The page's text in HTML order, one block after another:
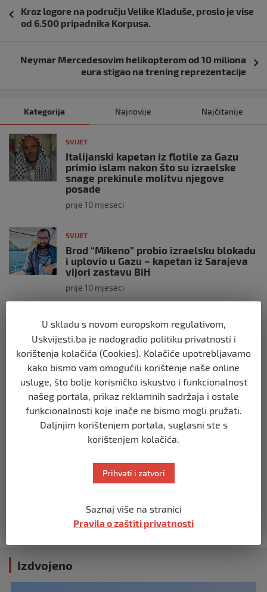
objava
Kroz logore na području Velike Kladuše, proslo je vise
od 6.500 pripadnika Korpusa.
Neymar Mercedesovim helikopterom od 10 miliona
eura stigao na trening reprezentacije
Kategorija Najnovije Najčitanije
SVIJET
Italijanski kapetan iz flotile za Gazu
primio islam nakon što su izraelske
snage prekinule molitvu njegove
posade
prije 10 mjeseci
SVIJET
Brod “Mikeno” probio izraelsku blokadu
i uplovio u Gazu – kapetan iz Sarajeva
vijori zastavu BiH
prije 10 mjeseci
Opsadno stanje u Münchenu, odjeknulo
nekoliko eksplozija: Ima žrtava,
policijske snage na terenu
prije 10 mjeseci
SVIJET
Putin: Spremni smo vojno uzvratiti
Zapadu
prije 11 mjeseci
Dohu
prije 11 mjeseci
Izdvojeno
U skladu s novom europskom regulativom,
Uskvijesti.ba je nadogradio politiku privatnosti i
korištenja kolačića (Cookies). Kolačiće upotrebljavamo
kako bismo vam omogućili korištenje naše online
usluge, što bolje korisničko iskustvo i funkcionalnost
našeg portala, prikaz reklamnih sadržaja i ostale
funkcionalnosti koje inače ne bismo mogli pružati.
Daljnjim korištenjem portala, suglasni ste s
korištenjem kolačića.
Prihvati i zatvori
Saznaj više na stranici
Pravila o zaštiti privatnosti